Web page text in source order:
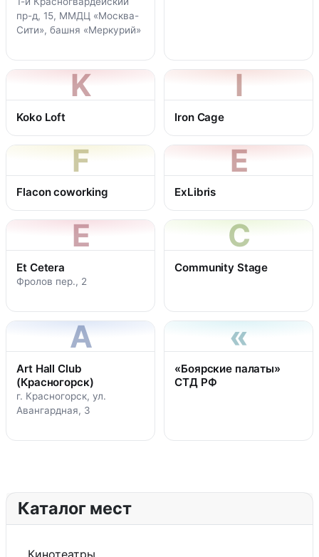
пр-д, 15, ММДЦ «Москва-
Сити», башня «Меркурий»
K
Koko Loft
I
Iron Cage
F
Flacon coworking
E
ExLibris
E
Et Cetera
Фролов пер., 2
C
Community Stage
A
Art Hall Club
(Красногорск)
г. Красногорск, ул.
Авангардная, 3
«
«Боярские палаты»
СТД РФ
Каталог мест